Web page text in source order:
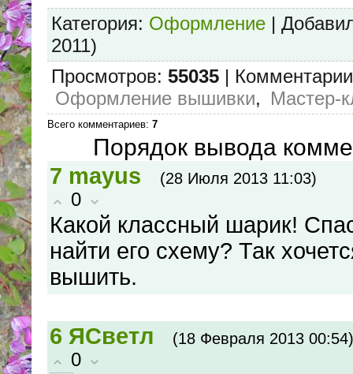
Категория: Оформление |
2011)
Просмотров: 55035 | Комментарии
Оформление вышивки, Мастер-
Всего комментариев: 7
Порядок вывода
7 mayus (28 Июля 2013 11:03)
0
Какой классный шарик!
найти его схему? Так
вышить.
6 ЯСветл (18 Февраля 2013 00:54)
0